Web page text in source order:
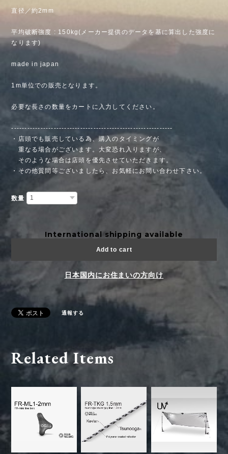
直径／約2mm
平均破断強度 : 150kg(メーカー提供のデータを基に算出した強度に
なります)
made in japan
1m単位での販売となります。
必要な長さの数量をカートに入力してください。
-------------------------------------------------------------
・店頭でも販売している為、購入のタイミングが
重なる場合がございます。大変恐れ入りますが、
そのような場合は店頭を優先させていただきます。
・その他質問等ございましたら、お気軽にお問い合わせ下さい。
数量
International shipping available
Add to cart
日本国内にお住まいの方向け
通報する
Related Items